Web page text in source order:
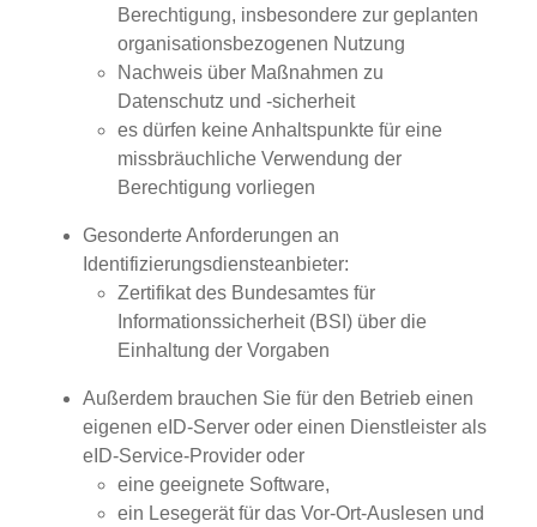
Berechtigung, insbesondere zur geplanten
organisationsbezogenen Nutzung
Nachweis über Maßnahmen zu
Datenschutz und -sicherheit
es dürfen keine Anhaltspunkte für eine
missbräuchliche Verwendung der
Berechtigung vorliegen
Gesonderte Anforderungen an
Identifizierungsdiensteanbieter:
Zertifikat des Bundesamtes für
Informationssicherheit (BSI) über die
Einhaltung der Vorgaben
Außerdem brauchen Sie für den Betrieb einen
eigenen eID-Server oder einen Dienstleister als
eID-Service-Provider oder
eine geeignete Software,
ein Lesegerät für das Vor-Ort-Auslesen und